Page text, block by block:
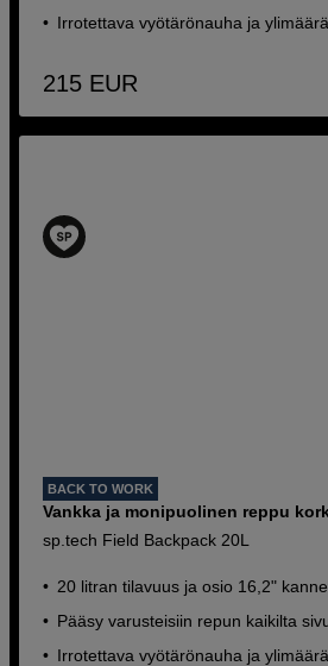
Irrotettava vyötärönauha ja
215 EUR
BACK TO WORK
Vankka ja monipuolinen reppu
sp.tech Field Backpack 20L
20 litran tilavuus ja osio 16,2"
Pääsy varusteisiin repun kaikilta
Irrotettava vyötärönauha ja